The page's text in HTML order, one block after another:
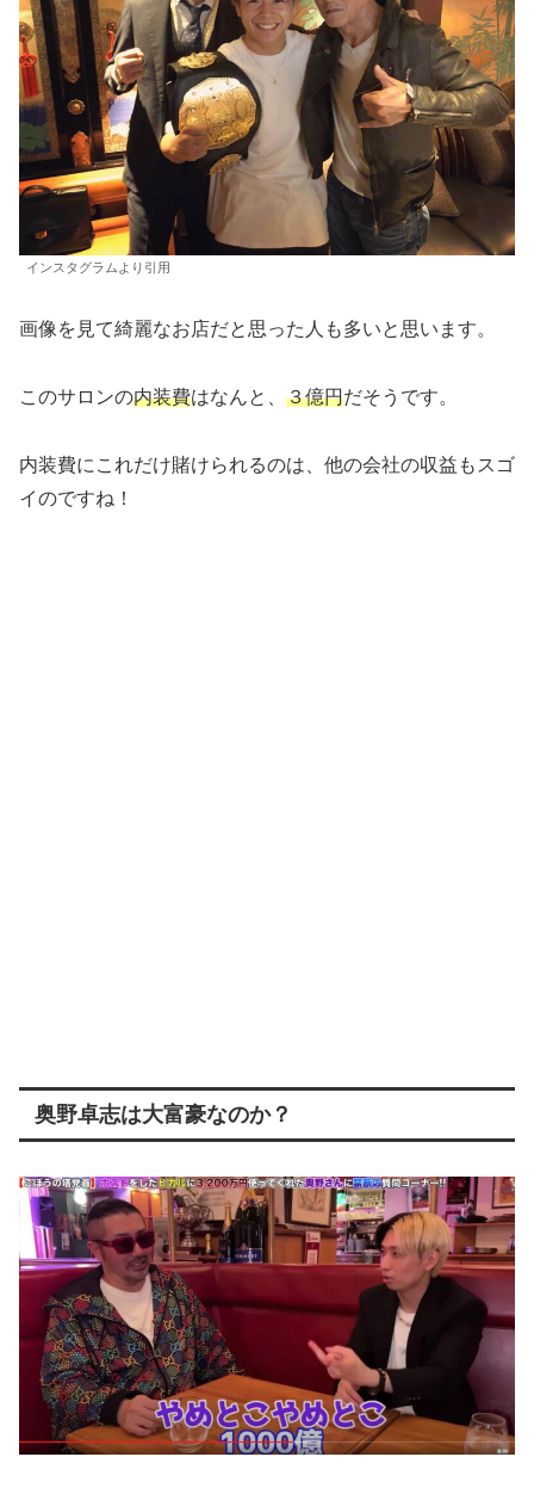
インスタグラムより引用
画像を見て綺麗なお店だと思った人も多いと思います。
このサロンの内装費はなんと、 ３億円だそうです。
内装費にこれだけ賭けられるのは、他の会社の収益もスゴ
イのですね！
奥野卓志は大富豪なのか？